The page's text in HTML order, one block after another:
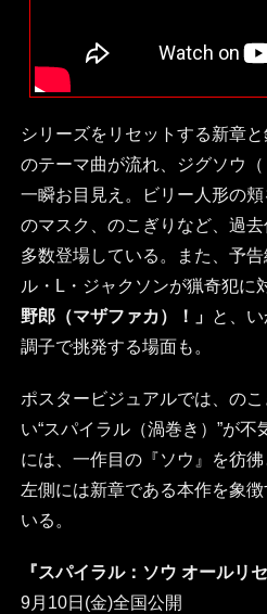
シリーズをリセットする新章
のテーマ曲が流れ、ジグソウ
一瞬お目見え。ビリー人形の
のマスク、のこぎりなど、過
多数登場している。また、予
ル・L・ジャクソンが猟奇犯に
野郎（マザファカ）！」 と、
調子で挑発する場面も。
ポスタービジュアルでは、の
い“スパイラル（渦巻き）”が
には、一作目の『ソウ』を彷彿
左側には新章である本作を象徴
いる。
『スパイラル：ソウ オールリセ
9月10日(金)全国公開